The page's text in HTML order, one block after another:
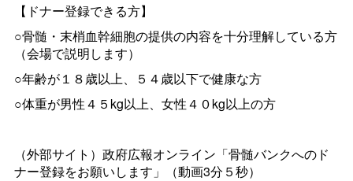
【ドナー登録できる方】
○骨髄・末梢血幹細胞の提供の内容を十分理解している方
（会場で説明します）
○年齢が１８歳以上、５４歳以下で健康な方
○体重が男性４５kg以上、女性４０kg以上の方
（外部サイト）政府広報オンライン「骨髄バンクへのド
ナー登録をお願いします」（動画3分５秒）